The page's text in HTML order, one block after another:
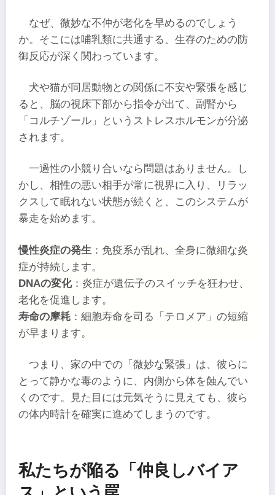
なぜ、微妙な不仲が老化を早めるのでしょう
か。そこには哺乳類に共通する、生存のための防
御反応が深く関わっています。
犬や猫が同居動物との関係に不安や緊張を感じ
ると、脳の視床下部から指令が出て、副腎から
「コルチゾール」というストレスホルモンが分泌
されます。
一過性の小競り合いなら問題はありません。し
かし、相性の悪い相手が常に視界に入り、リラッ
クスして眠れない状態が続くと、このシステムが
暴走を始めます。
慢性炎症の発生 ：免疫系が乱れ、全身に微細な炎
症が持続します。
DNAの変化：炎症が遺伝子のスイッチを狂わせ、
老化を促進します。
寿命の摩耗 ：細胞寿命を司る「テロメア」の短縮
が早まります。
つまり、家の中での「微妙な緊張」は、彼らに
とって静かな毒のように、内側から体を蝕んでい
くのです。見た目には元気そうに見えても、彼ら
の体内時計を確実に進めてしまうのです。
私たちが陥る「仲良しバイア